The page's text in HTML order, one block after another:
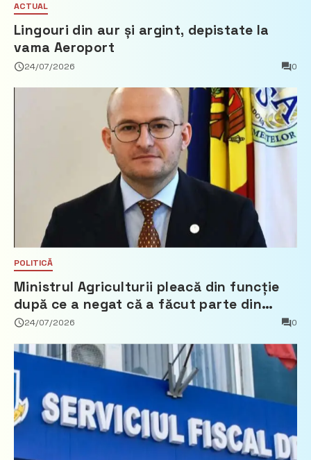
ACTUAL
Lingouri din aur și argint, depistate la
vama Aeroport
24/07/2026 0
POLITICĂ
Ministrul Agriculturii pleacă din funcție
după ce a negat că a făcut parte din
Partidul Democrat
24/07/2026 0